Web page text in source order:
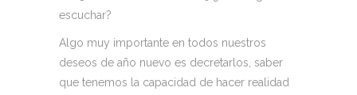
escuchar?
Algo muy importante en todos nuestros
deseos de año nuevo es decretarlos, saber
que tenemos la capacidad de hacer realidad